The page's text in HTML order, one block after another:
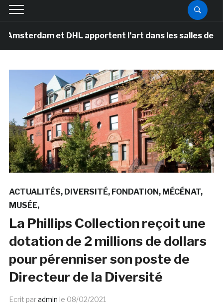
et DHL apportent l’art dans les salles de classe
ACTUALITÉS DIVERSITÉ FONDATION MÉCÉNAT
MUSÉE
La Phillips Collection reçoit une
dotation de 2 millions de dollars
pour pérenniser son poste de
Directeur de la Diversité
Ecrit paradmin le 08/02/2021